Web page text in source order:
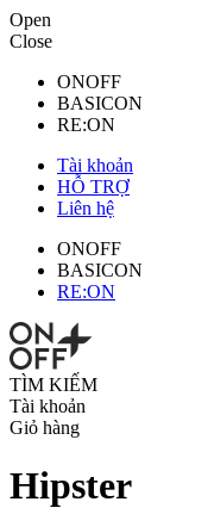
Open
Close
ONOFF
BASICON
RE:ON
Tài khoản
HỖ TRỢ
Liên hệ
ONOFF
BASICON
RE:ON
TÌM KIẾM
Tài khoản
Giỏ hàng
Hipster